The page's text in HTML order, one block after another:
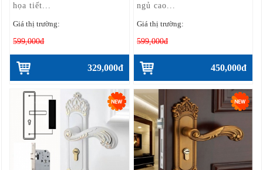
họa tiết...
Giá thị trường:
599,000đ
329,000đ
ngủ cao...
Giá thị trường:
599,000đ
450,000đ